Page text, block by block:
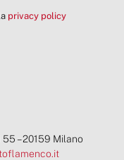
privacy policy
– 20159 Milano